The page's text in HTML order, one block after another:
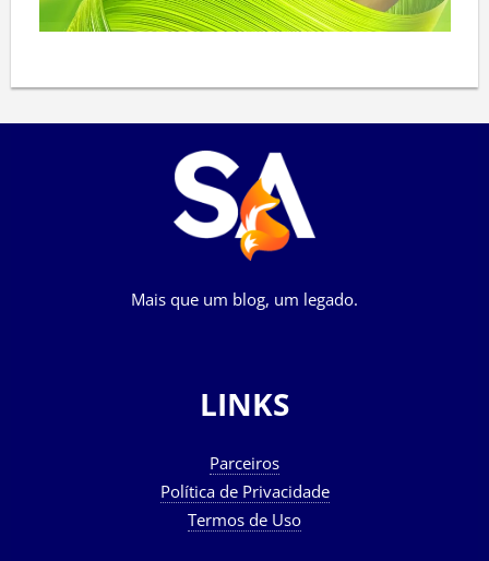
Mais que um blog, um legado.
LINKS
Parceiros
Política de Privacidade
Termos de Uso